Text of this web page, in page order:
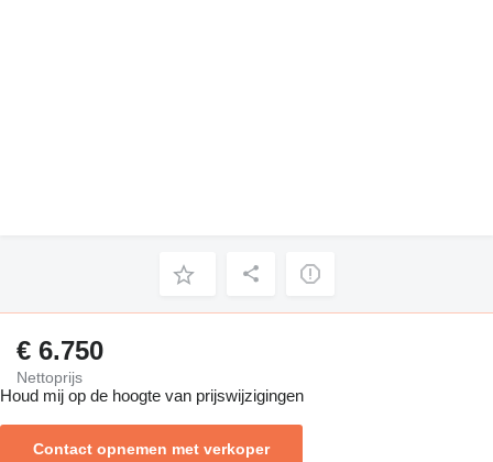
€ 6.750
Nettoprijs
Houd mij op de hoogte van prijswijzigingen
Contact opnemen met verkoper